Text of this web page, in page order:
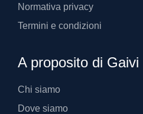
Normativa privacy
Termini e condizioni
A proposito di Gaivi
Chi siamo
Dove siamo